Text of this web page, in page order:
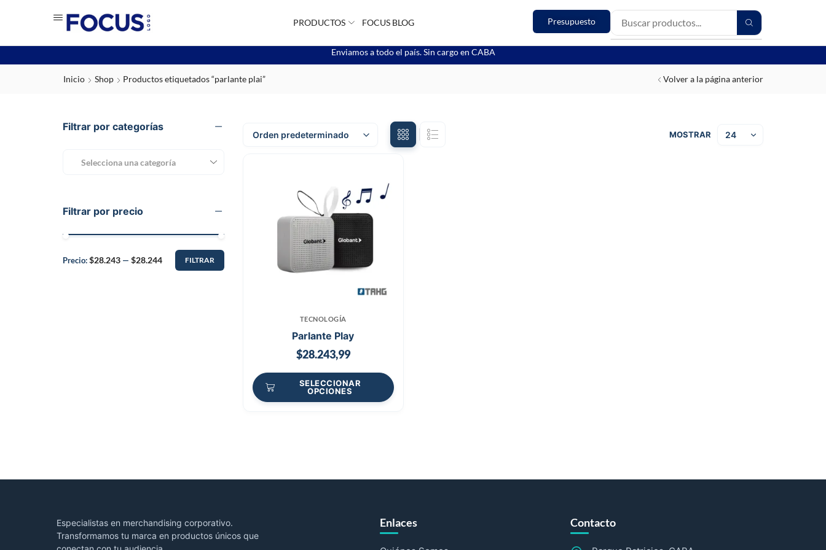
PRODUCTOS FOCUS BLOG Presupuesto
Enviamos a todo el país. Sin cargo en CABA
Inicio Shop Productos etiquetados “parlante plai” Volver a la página anterior
Filtrar por categorías
Selecciona una categoría
Filtrar por precio
FILTRAR
Precio:$28.243 — $28.244
MOSTRAR
TECNOLOGÍA
Parlante Play
$28.243,99
SELECCIONAR
OPCIONES
Especialistas en merchandising corporativo.
Transformamos tu marca en productos únicos que
Enlaces Contacto